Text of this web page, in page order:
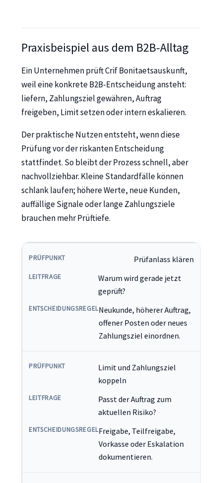
Praxisbeispiel aus dem B2B-Alltag
Ein Unternehmen prüft Crif Bonitaetsauskunft,
weil eine konkrete B2B-Entscheidung ansteht:
liefern, Zahlungsziel gewähren, Auftrag
freigeben, Limit setzen oder intern eskalieren.
Der praktische Nutzen entsteht, wenn diese
Prüfung vor der riskanten Entscheidung
stattfindet. So bleibt der Prozess schnell, aber
nachvollziehbar. Kleine Standardfälle können
schlank laufen; höhere Werte, neue Kunden,
auffällige Signale oder lange Zahlungsziele
brauchen mehr Prüftiefe.
Prüfanlass klären
Warum wird gerade jetzt
geprüft?
Neukunde, höherer Auftrag,
offener Posten oder neues
Zahlungsziel einordnen.
Limit und Zahlungsziel
koppeln
Passt der Auftrag zum
aktuellen Risiko?
Freigabe, Teilfreigabe,
Vorkasse oder Eskalation
dokumentieren.